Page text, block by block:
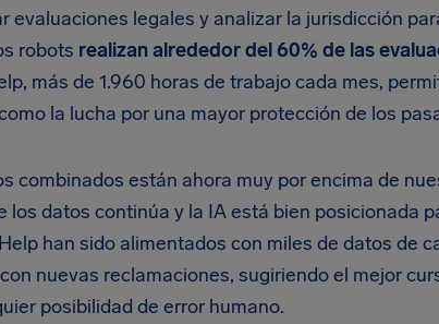
evaluaciones legales y analizar la jurisdicción
robots realizan alrededor del 60% de las
más de 1.960 horas de trabajo cada mes,
la lucha por una mayor protección de los
combinados están ahora muy por encima de
datos continúa y la IA está bien posicionada
han sido alimentados con miles de datos de
nuevas reclamaciones, sugiriendo el mejor
posibilidad de error humano.